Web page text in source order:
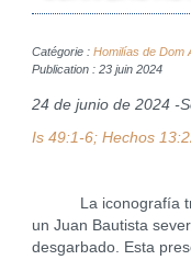
Catégorie : Homilías de Dom
Publication : 23 juin 2024
24 de junio de 2024 -
Is 49:1-6; Hechos
La iconografía
un Juan Bautista
desgarbado. Esta